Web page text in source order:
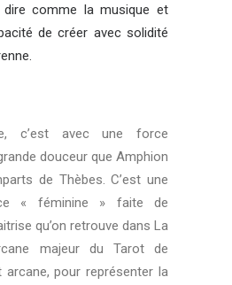
dire comme la musique et
de créer avec solidité
c’est avec une force
douceur que Amphion
de Thèbes. C’est une
« féminine » faite de
qu’on retrouve dans La
majeur du Tarot de
arcane, pour représenter la